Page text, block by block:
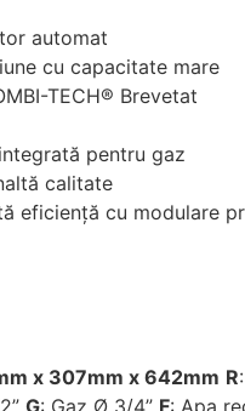
automat
cu capacitate mare
TECH® Brevetat
pentru gaz
calitate
eficiență cu modulare
x 307mm x 642mm R